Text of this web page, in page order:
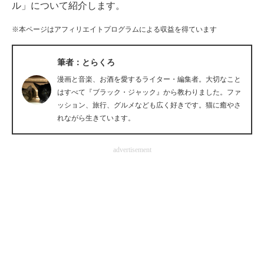
ビジネスと働き方のヒント
企業ITのトレンドを詳説
経営リーダーのコミュニティ
ITエンジニア向け専門サイト
ル」について紹介します。
※本ページはアフィリエイトプログラムによる収益を得ています
筆者：とらくろ
漫画と音楽、お酒を愛するライター・編集者。大切なこと
はすべて『ブラック・ジャック』から教わりました。ファ
ッション、旅行、グルメなども広く好きです。猫に癒やさ
れながら生きています。
advertisement